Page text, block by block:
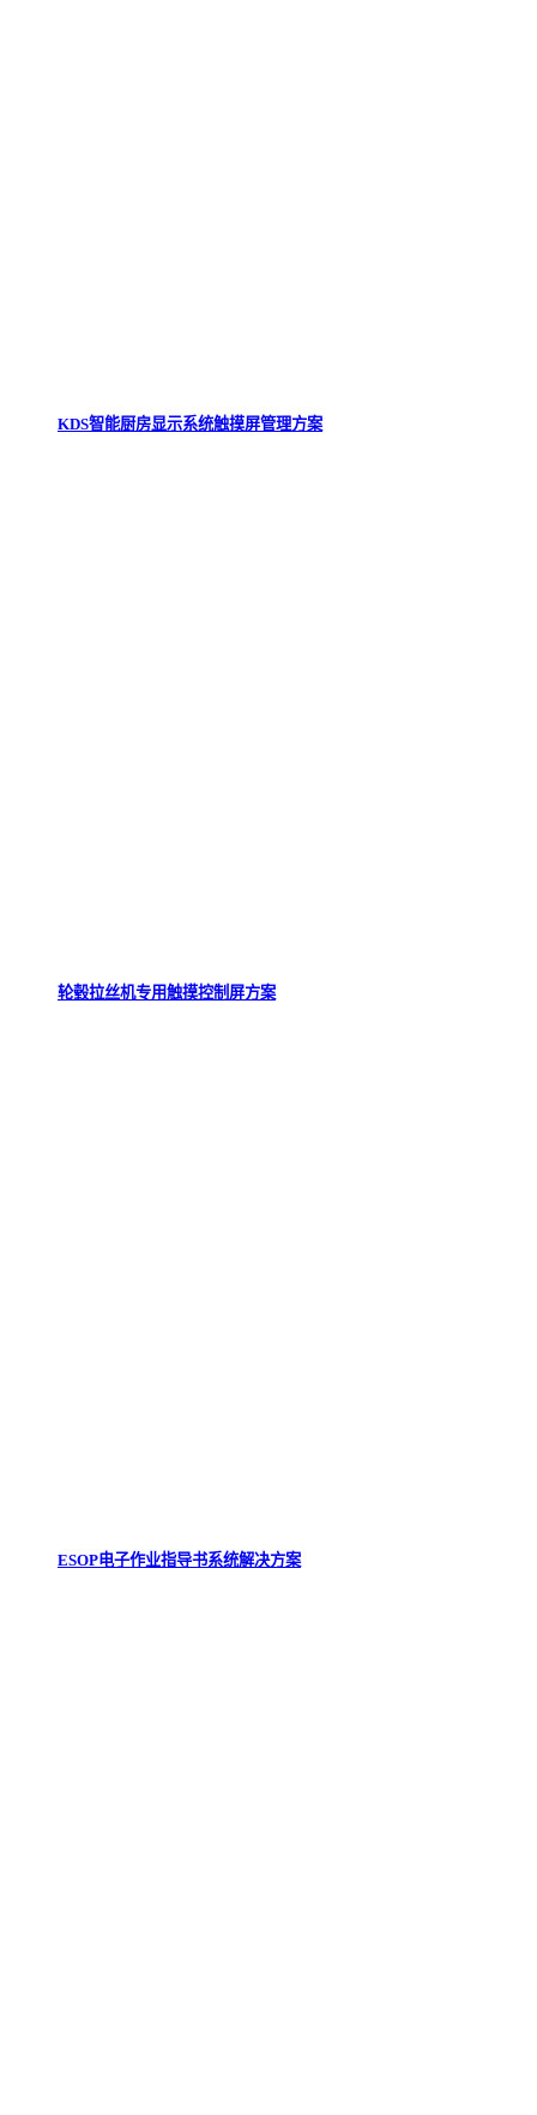
KDS智能厨房显示系统触摸屏管理方案
轮毂拉丝机专用触摸控制屏方案
ESOP电子作业指导书系统解决方案